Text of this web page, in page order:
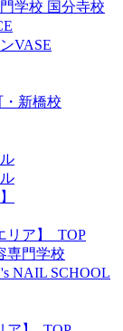
学校 国分寺校
VASE
・新橋校
リア】_TOP
専門学校
NAIL SCHOOL